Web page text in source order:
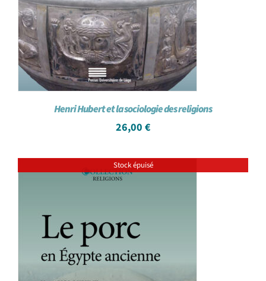
Henri Hubert et la sociologie des religions
26,00 €
Stock épuisé